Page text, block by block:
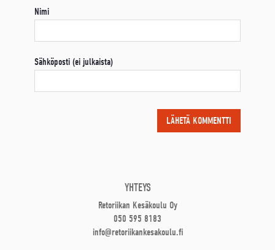
Nimi
Sähköposti (ei julkaista)
YHTEYS
Retoriikan Kesäkoulu Oy
050 595 8183
info@retoriikankesakoulu.fi